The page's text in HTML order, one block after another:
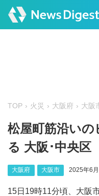
TOP 火災 大阪府 大阪
松屋町筋沿い
る 大阪･中央区
大阪府 大阪市 2025年6
15日19時11分頃、大阪